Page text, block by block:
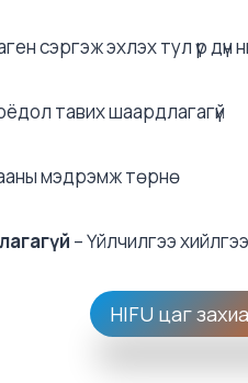
сэргэж эхлэх тул үр
тавих шаардлагагүй
мэдрэмж төрнө
– Үйлчилгээ
HIFU цаг